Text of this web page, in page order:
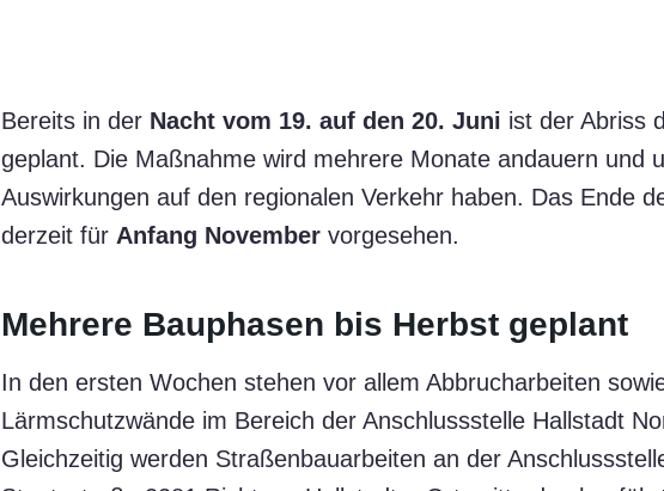
Bereits in der Nacht vom 19. auf den 20. Juni ist der Abriss
geplant. Die Maßnahme wird mehrere Monate andauern und
Auswirkungen auf den regionalen Verkehr haben. Das Ende
derzeit für Anfang November vorgesehen.
Mehrere Bauphasen bis Herbst geplant
In den ersten Wochen stehen vor allem Abbrucharbeiten
Lärmschutzwände im Bereich der Anschlussstelle Hallstadt
Gleichzeitig werden Straßenbauarbeiten an der